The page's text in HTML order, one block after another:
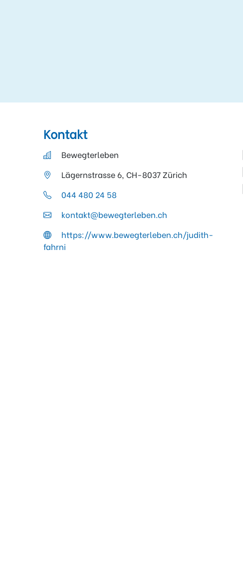
Kontakt
Bewegterleben
Lägernstrasse 6, CH-8037 Zürich
044 480 24 58
kontakt@bewegterleben.ch
https://www.bewegterleben.ch/judith-
fahrni